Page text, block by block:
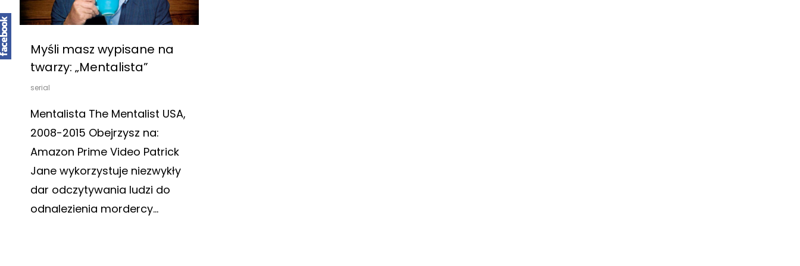
Myśli masz wypisane na
twarzy: „Mentalista”
serial
Mentalista The Mentalist USA,
2008-2015 Obejrzysz na:
Amazon Prime Video Patrick
Jane wykorzystuje niezwykły
dar odczytywania ludzi do
odnalezienia mordercy…